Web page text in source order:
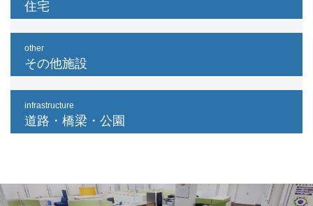
住宅
other
その他施設
infrastructure
道路・橋梁・公園